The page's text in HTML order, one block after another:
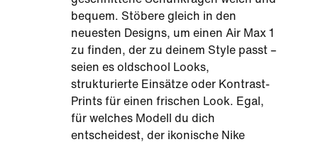
bequem. Stöbere gleich in den
neuesten Designs, um einen Air Max 1
zu finden, der zu deinem Style passt –
seien es oldschool Looks,
strukturierte Einsätze oder Kontrast-
Prints für einen frischen Look. Egal,
für welches Modell du dich
entscheidest, der ikonische Nike